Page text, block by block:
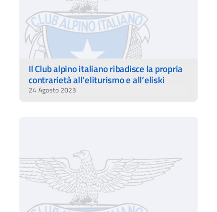
Il Club alpino italiano ribadisce la propria
contrarietà all’eliturismo e all’eliski
24 Agosto 2023